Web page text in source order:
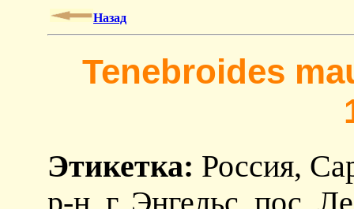
Назад
Tenebroides
Этикетка: Россия,